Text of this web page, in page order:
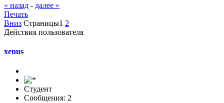
« назад - далее »
Печать
Вниз Страницы1 2
Действия пользователя
xenus
Студент
Сообщения: 2